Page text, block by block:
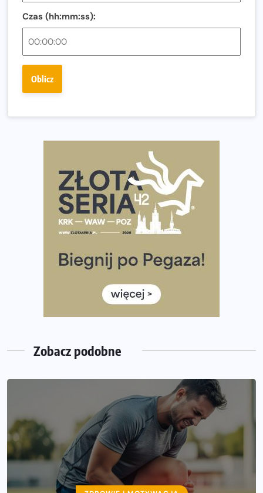
Ostatnie wolne miejsca na jubileuszowy Bieg
Fabrykanta. Organizatorzy odkrywają trasę dzień po
wybiera wyzwanie trzech największych maratonów w
Praska 5k Run gospodarzem Mistrzostw Polski
Największy Bieg Powstania Warszawskiego w historii.
Ponad 12 tysięcy uczestników pobiegło dla Bohaterów!
Tętno vs tempo – czym kierować się w bieganiu?
Co ma dużo białka? Produkty, które warto włączyć do
Rozbiegany Olsztyn szykuje się na weekend z
Już w tę sobotę 35. Bieg Powstania Warszawskiego.
Wystartuje rekordowa liczba uczestników
35. Bieg Powstania Warszawskiego – praktyczny
poradnik przed startem
Czas (hh:mm:ss):
Oblicz
Zobacz podobne